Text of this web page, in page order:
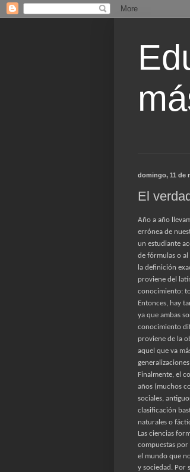
domingo, 11 de
El
Año a año
errónea de
un estudiante
de fórmulas o al
la definición
proviene del
conocimiento:
Entonces, hay
ya que ambas
conocimiento
proviene de la
aquel que va
Finalmente, el
años (muchos
sociales,
clasificación
naturales o
Las ciencias
compuestas
el mundo que
y sociedad. Por